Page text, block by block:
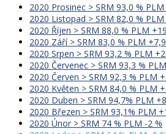
2020 Prosinec > SRM 93,0 %
2020 Listopad > SRM 82,0 %
2020 Říjen > SRM 88,0 % PLM
2020 Září > SRM 83,0 % PLM
2020 Srpen > SRM 93,2 % PLM
2020 Červenec > SRM 93,3 %
2020 Červen > SRM 92,3 % PLM
2020 Květen > SRM 84,0 % PLM
2020 Duben > SRM 94,7% PLM
2020 Březen > SRM 93,1% PLM
2020 Únor > SRM 74 % PLM -2 %